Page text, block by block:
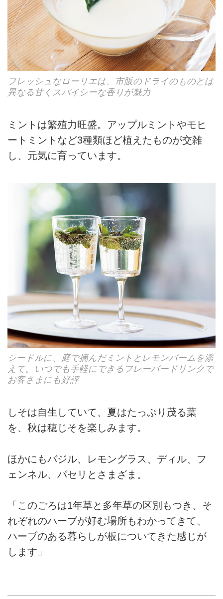
フレッシュなローリエは、市販のドライのものとは
異なる甘くスパイシーな香りが魅力
ミントは繁殖力旺盛。アップルミントやモヒ
ートミントなど3種類ほど植えたものが交雑
し、元気に育っています。
シードルに、庭で摘んだミントとレモンバームを添
えて。いつでも手軽にできるフレーバードリンクで
お客さまにも好評
しそは自生していて、夏はたっぷり茂る葉
を、秋は穂じそを楽しみます。
ほかにもバジル、レモングラス、ディル、フ
ェンネル、パセリとさまざま。
「このごろは1年草と多年草の区別もつき、そ
れぞれのハーブが好む場所もわかってきて、
ハーブのある暮らしが板についてきた感じが
します」